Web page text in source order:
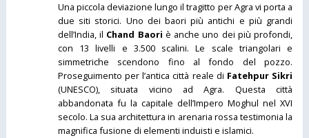
Una piccola deviazione lungo il tragitto per Agra vi porta a
due siti storici. Uno dei baori più antichi e più grandi
dell’India, il Chand Baori è anche uno dei più profondi,
con 13 livelli e 3.500 scalini. Le scale triangolari e
simmetriche scendono fino al fondo del pozzo.
Proseguimento per l’antica città reale di Fatehpur Sikri
(UNESCO), situata vicino ad Agra. Questa città
abbandonata fu la capitale dell’Impero Moghul nel XVI
secolo. La sua architettura in arenaria rossa testimonia la
magnifica fusione di elementi induisti e islamici.